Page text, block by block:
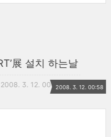
展 설치 하는날
2008. 3. 12. 00:582008. 3. 12. 00:58